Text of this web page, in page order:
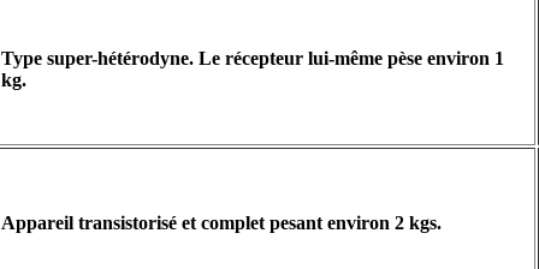
Type super-hétérodyne. Le récepteur lui-même pèse environ 1
kg.
Appareil transistorisé et complet pesant environ 2 kgs.